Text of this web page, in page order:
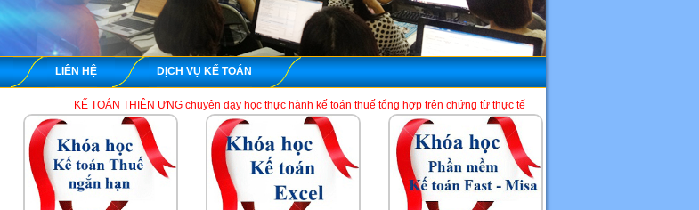
LIÊN HỆ DỊCH VỤ KẾ TOÁN
KẾ TOÁN THIÊN ƯNG chuyên dạy học thực hành kế toán thuế tổng hợp trên chứng từ thực tế và phần mềm HTKK, Excel, Misa. Là một địa chỉ
HCM